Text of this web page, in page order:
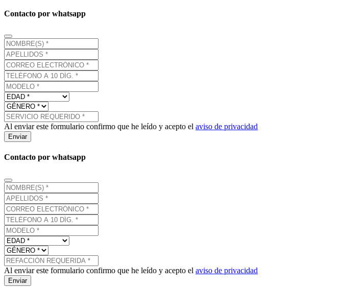
Contacto por whatsapp
Al enviar este formulario confirmo que he leído y acepto el aviso de privacidad
Enviar
Contacto por whatsapp
Al enviar este formulario confirmo que he leído y acepto el aviso de privacidad
Enviar